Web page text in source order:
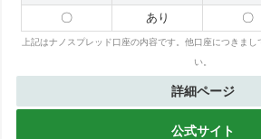
〇 あり 〇
上記はナノスプレッド口座の内容です。他口座につきま
い。
詳細ページ
公式サイト